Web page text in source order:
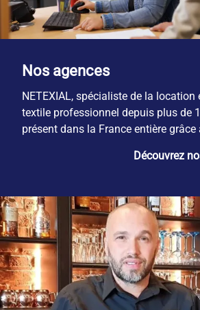
Nos agences
NETEXIAL, spécialiste de la location
textile professionnel depuis plus de
présent dans la France entière grâce
Découvrez